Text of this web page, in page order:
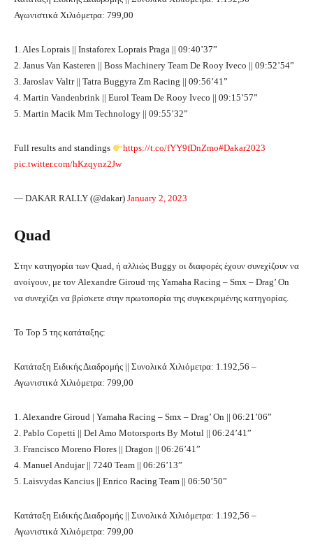
Αγωνιστικά Χιλιόμετρα: 799,00
1. Ales Loprais || Instaforex Loprais Praga || 09:40’37”
2. Janus Van Kasteren || Boss Machinery Team De Rooy Iveco || 09:52’54”
3. Jaroslav Valtr || Tatra Buggyra Zm Racing || 09:56’41”
4. Martin Vandenbrink || Eurol Team De Rooy Iveco || 09:15’57”
5. Martin Macik Mm Technology || 09:55’32”
Full results and standings https://t.co/fYY9fDnZmo#Dakar2023
pic.twitter.com/hKzqynz2Jw
— DAKAR RALLY (@dakar) January 2, 2023
Quad
Στην κατηγορία των Quad, ή αλλιώς Buggy οι διαφορές έχουν συνεχίζουν να
ανοίγουν, με τον Alexandre Giroud της Yamaha Racing – Smx – Drag’ On
να συνεχίζει να βρίσκετε στην πρωτοπορία της συγκεκριμένης κατηγορίας.
Το Top 5 της κατάταξης:
Κατάταξη Ειδικής Διαδρομής || Συνολικά Χιλιόμετρα: 1.192,56 –
Αγωνιστικά Χιλιόμετρα: 799,00
1. Alexandre Giroud | Yamaha Racing – Smx – Drag’ On || 06:21’06”
2. Pablo Copetti || Del Amo Motorsports By Motul || 06:24’41”
3. Francisco Moreno Flores || Dragon || 06:26’41”
4. Manuel Andujar || 7240 Team || 06:26’13”
5. Laisvydas Kancius || Enrico Racing Team || 06:50’50”
Κατάταξη Ειδικής Διαδρομής || Συνολικά Χιλιόμετρα: 1.192,56 –
Αγωνιστικά Χιλιόμετρα: 799,00